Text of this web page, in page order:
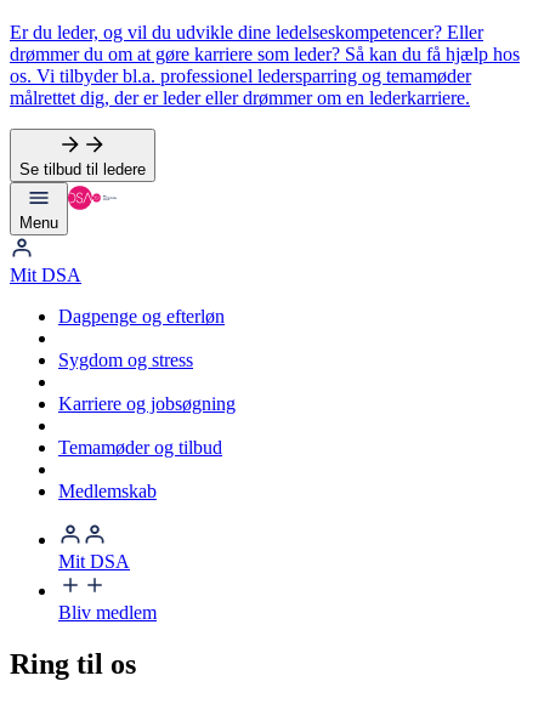
Er du leder, og vil du udvikle dine ledelseskompetencer? Eller
drømmer du om at gøre karriere som leder? Så kan du få hjælp hos
os. Vi tilbyder bl.a. professionel ledersparring og temamøder
målrettet dig, der er leder eller drømmer om en lederkarriere.
Se tilbud til ledere
Menu
Mit DSA
Dagpenge og efterløn
Sygdom og stress
Karriere og jobsøgning
Temamøder og tilbud
Medlemskab
Mit DSA
Bliv medlem
Ring til os